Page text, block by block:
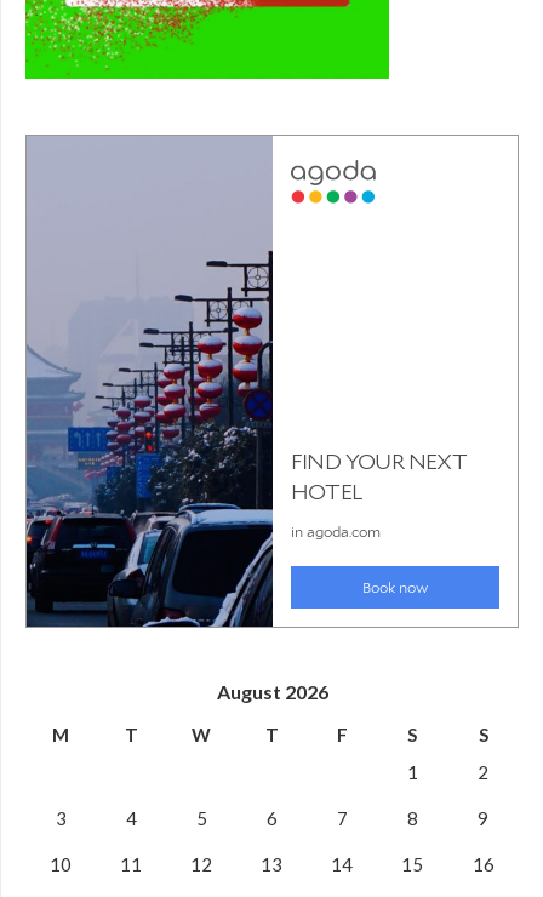
August 2026
M T W T F S
S
1
2
3 4 5 6 7 8 9
10 11 12 13 14 15 16